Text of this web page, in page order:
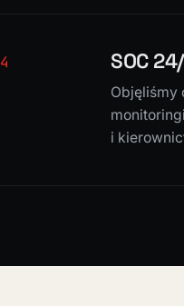
4 SOC
Objęliśmy
i